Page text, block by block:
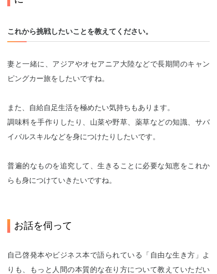
これから挑戦したいことを教えてください。
妻と一緒に、アジアやオセアニア大陸などで長期間のキャン
ピングカー旅をしたいですね。
また、自給自足生活を極めたい気持ちもあります。
調味料を手作りしたり、山菜や野草、薬草などの知識、サバ
イバルスキルなどを身につけたりしたいです。
普遍的なものを追究して、生きることに必要な知恵をこれか
らも身につけていきたいですね。
お話を伺って
自己啓発本やビジネス本で語られている「自由な生き方」よ
りも、もっと人間の本質的な在り方について教えていただい